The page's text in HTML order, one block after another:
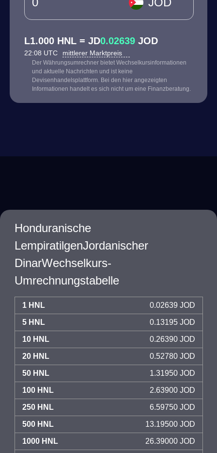
L1.000 HNL = JD0.02639 JOD
22:08 UTC mittlerer Marktpreis
Der Währungsumrechner bietet Wechselkursinformationen
und aktuelle Nachrichten und ist keine
Devisenhandelsplattform. Bei den hier angezeigten
Informationen handelt es sich nicht um eine Finanzberatung.
Honduranische
LempiratilgenJordanischer
DinarWechselkurs-
Umrechnungstabelle
1 HNL 0.02639 JOD
5 HNL 0.13195 JOD
10 HNL 0.26390 JOD
20 HNL 0.52780 JOD
50 HNL 1.31950 JOD
100 HNL 2.63900 JOD
250 HNL 6.59750 JOD
500 HNL 13.19500 JOD
1000 HNL 26.39000 JOD